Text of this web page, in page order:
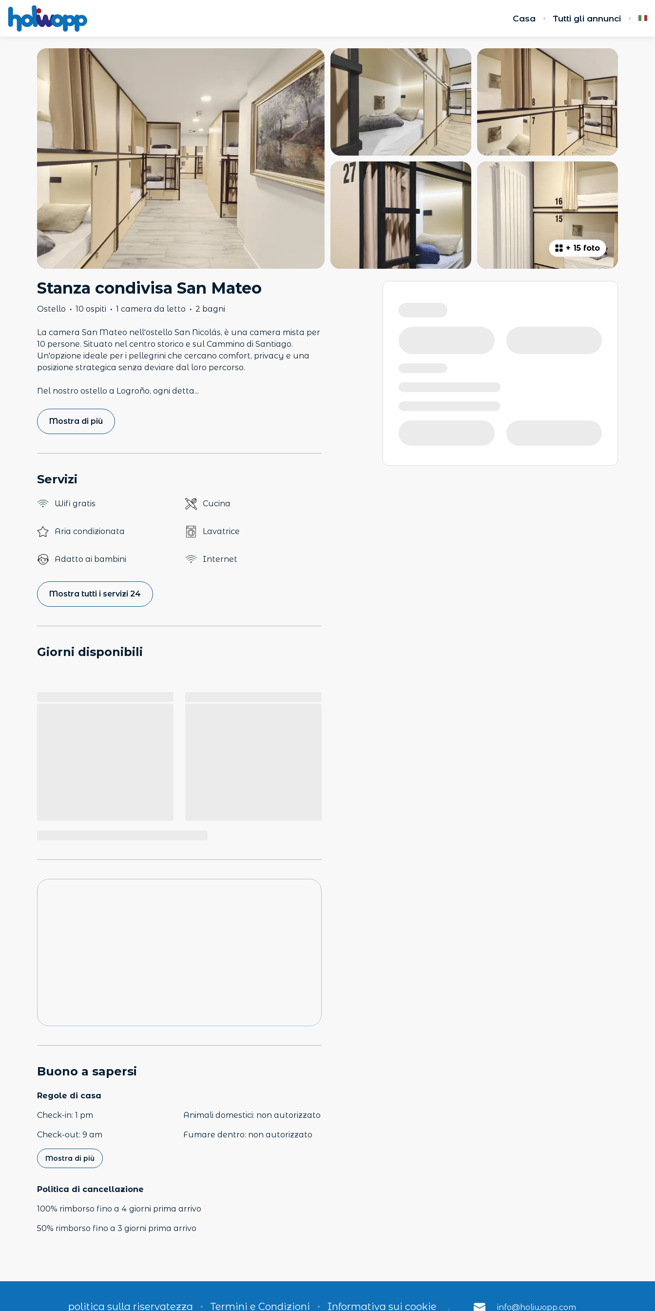
Casa Tutti gli annunci
+ 15 foto
Stanza condivisa San Mateo
Ostello · 10 ospiti · 1 camera da letto · 2 bagni
La camera San Mateo nell'ostello San Nicolás, è una camera mista per
10 persone. Situato nel centro storico e sul Cammino di Santiago.
Un'opzione ideale per i pellegrini che cercano comfort, privacy e una
posizione strategica senza deviare dal loro percorso.
Nel nostro ostello a Logroño, ogni detta...
Mostra di più
Servizi
Wifi gratis Cucina
Aria condizionata Lavatrice
Adatto ai bambini Internet
Mostra tutti i servizi 24
Giorni disponibili
Buono a sapersi
Regole di casa
Check-in: 1 pm
Check-out: 9 am
Animali domestici: non autorizzato
Fumare dentro: non autorizzato
Mostra di più
Politica di cancellazione
100% rimborso fino a 4 giorni prima arrivo
50% rimborso fino a 3 giorni prima arrivo
politica sulla riservatezza Termini e Condizioni Informativa sui cookie info@holiwopp.com